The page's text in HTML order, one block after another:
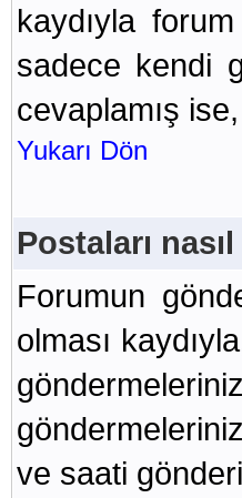
kaydıyla
sadece kendi
cevaplamış
Yukarı Dön
Postaları
Forumun
olması
ve saati